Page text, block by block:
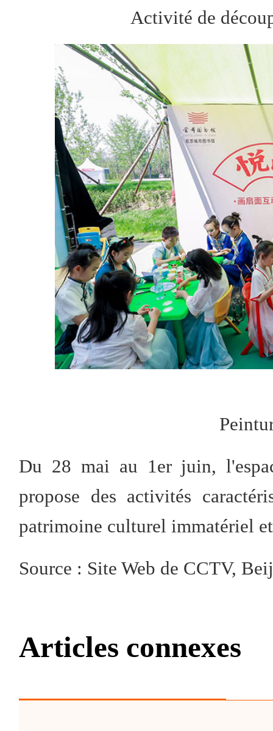
Activité de
Du 28 mai au 1er juin,
propose des activités
patrimoine culturel immatériel
Source : Site Web de CCTV,
Articles connexes